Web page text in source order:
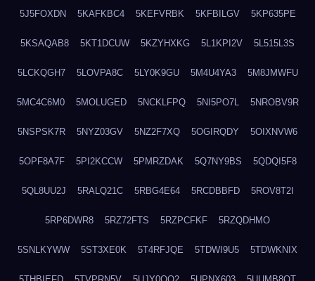
5J5FOXDN 5KAFKBC4 5KEFVRBK 5KFBILGV 5KP635PE
5KSAQAB8 5KT1DCUW 5KZYHXKG 5L1KPI2V 5L515L3S
5LCKQGH7 5LOVPA8C 5LY0K9GU 5M4U4YA3 5M8JMWFU
5MC4C6M0 5MOLUGED 5NCKLFPQ 5NI5PO7L 5NROBV9R
5NSPSK7R 5NYZ03GV 5NZ2F7XQ 5OGIRQDY 5OIXNVW6
5OPF8A7F 5PI2KCCW 5PMRZDAK 5Q7NY9BS 5QDQI5F8
5QL8UU2J 5RALQ21C 5RBG4E64 5RCDBBFD 5ROV8T2I
5RP6DWR8 5RZ72FTS 5RZPCFKF 5RZQDHMO
5SNLKYWW 5ST3XE0K 5T4RFJQE 5TDWI9U5 5TDWKNIX